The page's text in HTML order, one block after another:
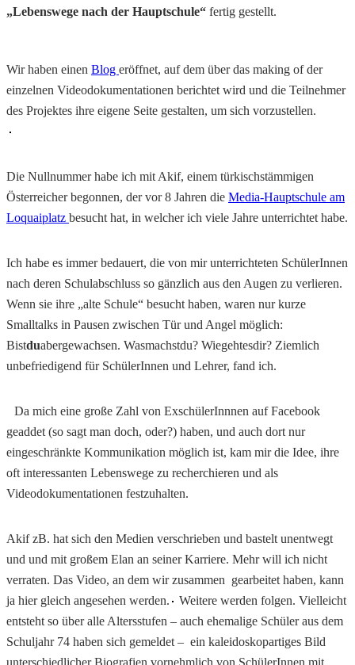
„Lebenswege nach der Hauptschule“ fertig gestellt.
Wir haben einen Blog eröffnet, auf dem über das making of der
einzelnen Videodokumentationen berichtet wird und die Teilnehmer
des Projektes ihre eigene Seite gestalten, um sich vorzustellen.
Die Nullnummer habe ich mit Akif, einem türkischstämmigen
Österreicher begonnen, der vor 8 Jahren die Media-Hauptschule am
Loquaiplatz besucht hat, in welcher ich viele Jahre unterrichtet habe.
Ich habe es immer bedauert, die von mir unterrichteten SchülerInnen
nach deren Schulabschluss so gänzlich aus den Augen zu verlieren.
Wenn sie ihre „alte Schule“ besucht haben, waren nur kurze
Smalltalks in Pausen zwischen Tür und Angel möglich:
Bistduabergewachsen. Wasmachstdu? Wiegehtesdir? Ziemlich
unbefriedigend für SchülerInnen und Lehrer, fand ich.
Da mich eine große Zahl von ExschülerInnnen auf Facebook
geaddet (so sagt man doch, oder?) haben, und auch dort nur
eingeschränkte Kommunikation möglich ist, kam mir die Idee, ihre
oft interessanten Lebenswege zu recherchieren und als
Videodokumentationen festzuhalten.
Akif zB. hat sich den Medien verschrieben und bastelt unentwegt
und und mit großem Elan an seiner Karriere. Mehr will ich nicht
verraten. Das Video, an dem wir zusammen gearbeitet haben, kann
ja hier gleich angesehen werden.
Weitere werden folgen. Vielleicht
entsteht so über alle Altersstufen – auch ehemalige Schüler aus dem
Schuljahr 74 haben sich gemeldet – ein kaleidoskopartiges Bild
unterschiedlicher Biografien vornehmlich von SchülerInnen mit